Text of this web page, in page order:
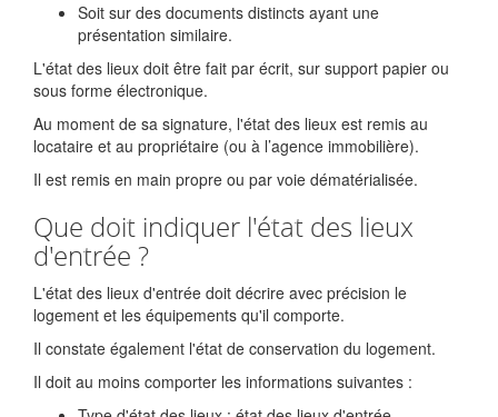
Soit sur des documents distincts ayant une
présentation similaire.
L'état des lieux doit être fait par écrit, sur support papier ou
sous forme électronique.
Au moment de sa signature, l'état des lieux est remis au
locataire et au propriétaire (ou à l’agence immobilière).
Il est remis en main propre ou par voie dématérialisée.
Que doit indiquer l'état des lieux
d'entrée ?
L'état des lieux d'entrée doit décrire avec précision le
logement et les équipements qu'il comporte.
Il constate également l'état de conservation du logement.
Il doit au moins comporter les informations suivantes :